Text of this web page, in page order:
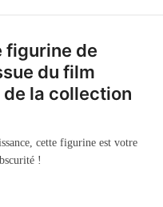
figurine de
du film
la collection
cette figurine est votre
!